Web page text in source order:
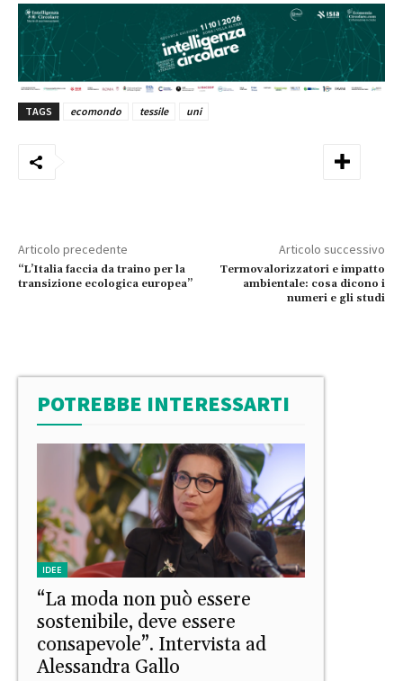
TAGS ecomondo tessile uni
Articolo precedente
“L’Italia faccia da traino per la
transizione ecologica europea”
Articolo successivo
Termovalorizzatori e impatto
ambientale: cosa dicono i
numeri e gli studi
POTREBBE INTERESSARTI
IDEE
“La moda non può essere
sostenibile, deve essere
consapevole”. Intervista ad
Alessandra Gallo